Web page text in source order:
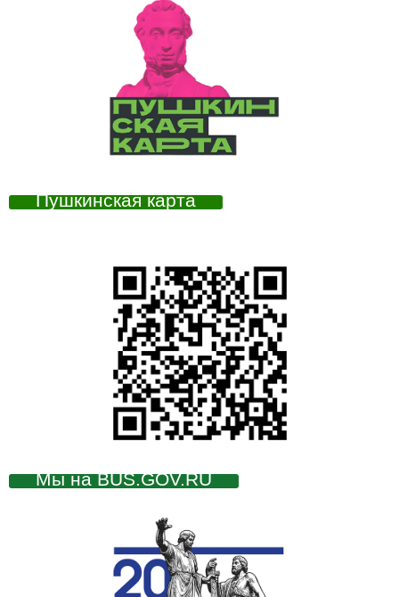
Пушкинская карта
Мы на BUS.GOV.RU